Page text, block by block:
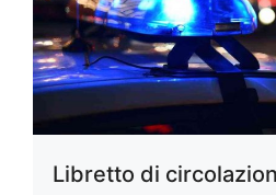
Libretto di